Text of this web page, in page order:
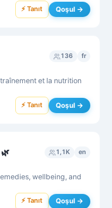
⚡ Tanıt Qoşul →
136 fr
et la nutrition
⚡ Tanıt Qoşul →
1,1K en
wellbeing, and
⚡ Tanıt Qoşul →